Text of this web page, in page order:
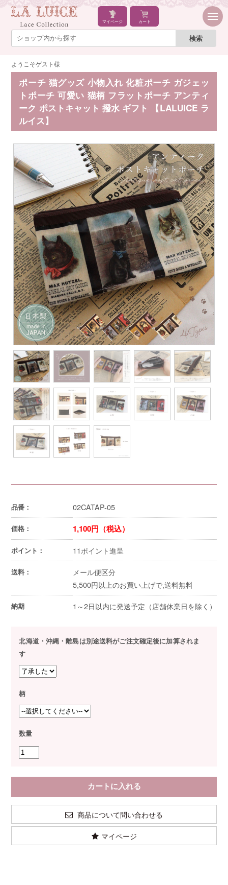
マイページ カート
ようこそゲスト様
ポーチ 猫グッズ 小物入れ 化粧ポーチ ガジェッ
トポーチ 可愛い 猫柄 フラットポーチ アンティ
ーク ポストキャット 撥水 ギフト 【LALUICE ラ
ルイス】
品番： 02CATAP-05
価格： 1,100円（税込）
ポイント： 11ポイント進呈
送料：
メール便区分
5,500円以上のお買い上げで,送料無料
納期 1～2日以内に発送予定（店舗休業日を除く）
北海道・沖縄・離島は別途送料がご注文確定後に加算されま
す
柄
数量
商品について問い合わせる
マイページ